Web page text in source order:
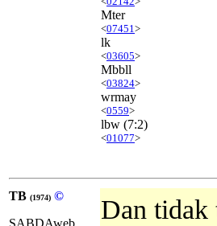
Mter
<07451 >
lk
<03605>
Mbbll
<03824>
wrmay
<0559>
lbw (7:2)
<01077>
TB (1974) ©
SABDAweb
Dan tidak